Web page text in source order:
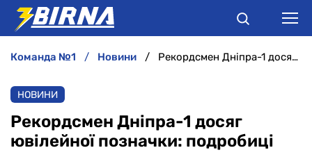
АНАЛІТИКА
ІНТЕРВ'Ю
команда №1 новини Рекордсмен Дніпра-1 досяг ювілейної позначки: подробиці
НОВИНИ
Рекордсмен Дніпра-1 досяг
ювілейної позначки: подробиці